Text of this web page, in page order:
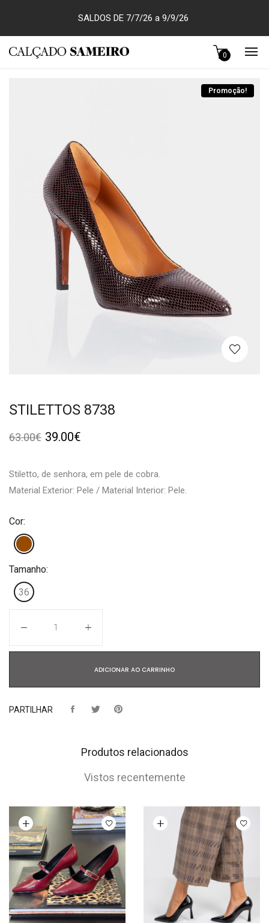
SALDOS DE 7/7/26 a 9/9/26
0
Promoção!
STILETTOS 8738
63.00€ 39.00€
Stiletto, de senhora, em pele de cobra.
Material Exterior: Pele / Material Interior: Pele.
Cor:
Tamanho:
36
ADICIONAR AO CARRINHO
PARTILHAR
Produtos relacionados
Vistos recentemente
opções Ver opções